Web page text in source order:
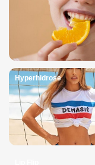
Hyperhidrose